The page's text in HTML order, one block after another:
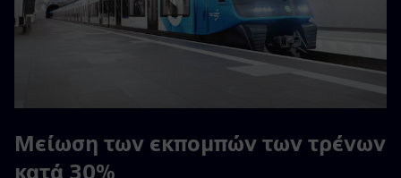
Μείωση των εκπομπών των τρένων
κατά 30%